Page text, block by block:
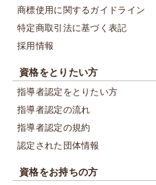
商標使用に関するガイドライン
特定商取引法に基づく表記
採用情報
資格をとりたい方
指導者認定をとりたい方
指導者認定の流れ
指導者認定の規約
認定された団体情報
資格をお持ちの方